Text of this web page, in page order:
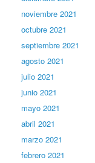
noviembre 2021
octubre 2021
septiembre 2021
agosto 2021
julio 2021
junio 2021
mayo 2021
abril 2021
marzo 2021
febrero 2021